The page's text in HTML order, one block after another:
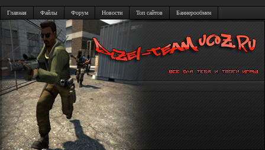
Главная Файлы Форум Новости Топ сайтов Баннерообмен